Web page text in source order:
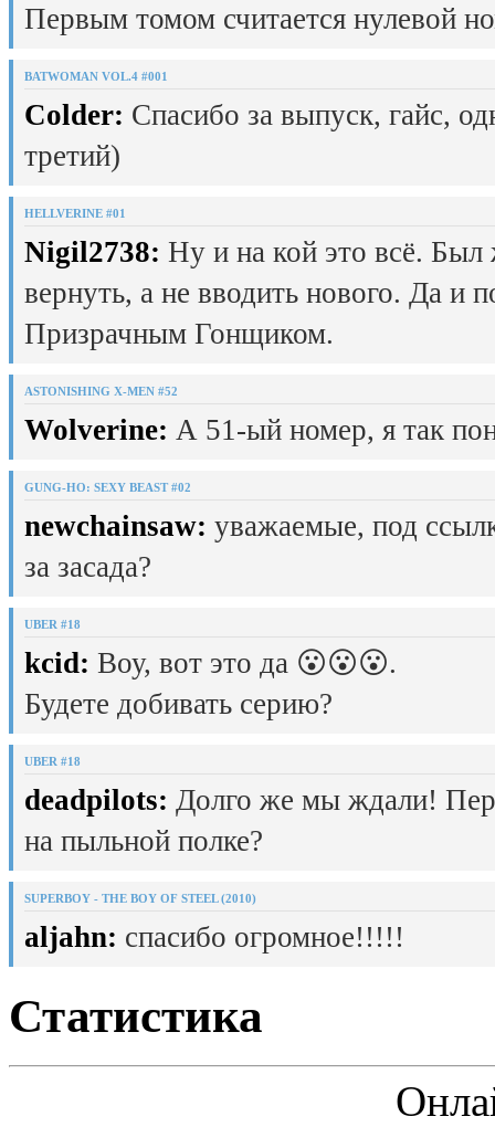
Первым томом считается нулевой
BATWOMAN VOL.4 #001
Colder: Спасибо за выпуск, гайс,
третий)
HELLVERINE #01
Nigil2738: Ну и на кой это всё.
вернуть, а не вводить нового. Да и
Призрачным Гонщиком.
ASTONISHING X-MEN #52
Wolverine: А 51-ый номер, я так
GUNG-HO: SEXY BEAST #02
newchainsaw: уважаемые, под
за засада?
UBER #18
kcid: Воу, вот это да 😮😮😮.
Будете добивать серию?
UBER #18
deadpilots: Долго же мы ждали!
на пыльной полке?
SUPERBOY - THE BOY OF STEEL (2010)
aljahn: спасибо огромное!!!!!
Статистика